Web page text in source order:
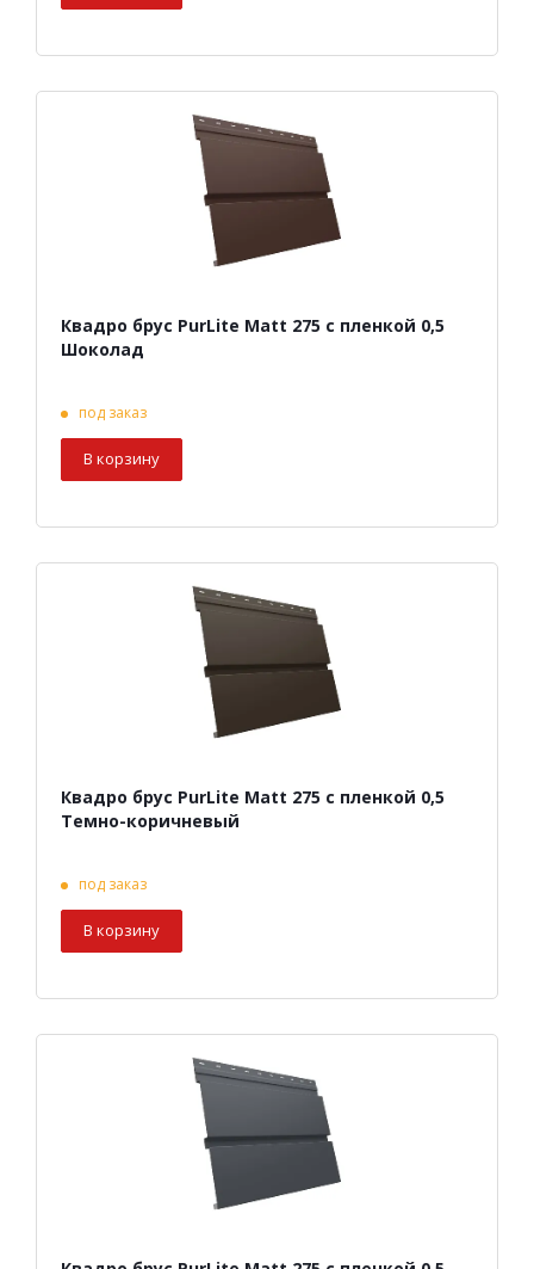
Квадро брус PurLite Matt 275 с пленкой 0,5
Шоколад
под заказ
В корзину
Квадро брус PurLite Matt 275 с пленкой 0,5
Темно-коричневый
под заказ
В корзину